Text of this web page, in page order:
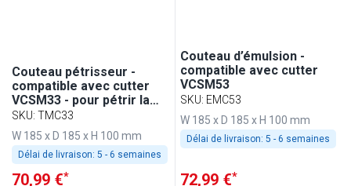
Couteau pétrisseur -
compatible avec cutter
VCSM33 - pour pétrir la
pâte
SKU: TMC33
W 185 x D 185 x H 100 mm
Délai de livraison: 5 - 6 semaines
70,99 €*
Couteau d’émulsion -
compatible avec cutter
VCSM53
SKU: EMC53
W 185 x D 185 x H 100 mm
Délai de livraison: 5 - 6 semaines
72,99 €*